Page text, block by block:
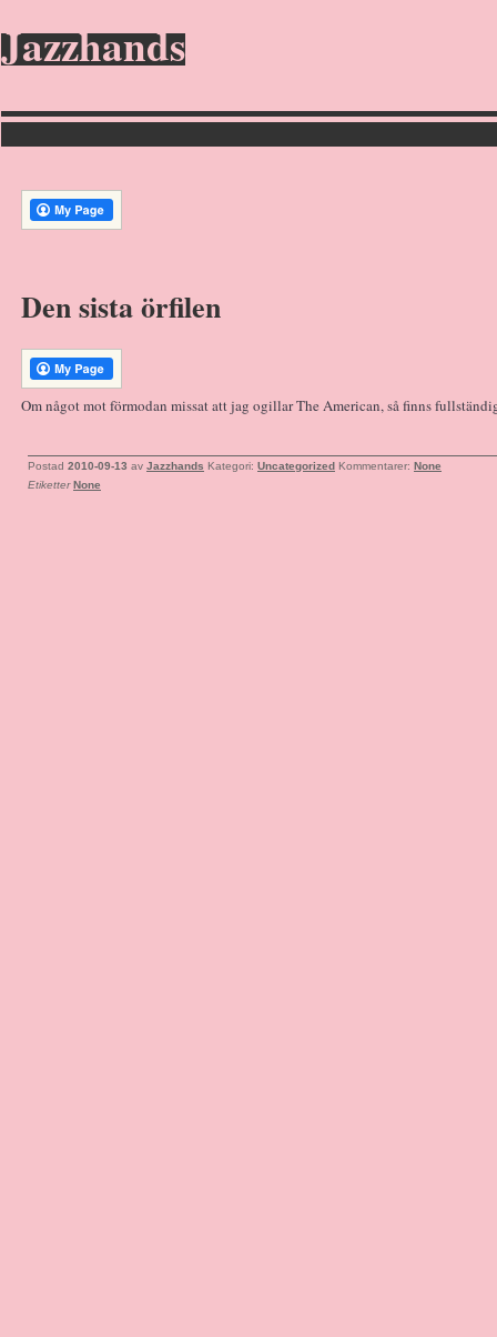
Jazzhands
Den sista örfilen
Om något mot förmodan missat att jag ogillar The American, så finns
Postad 2010-09-13 av Jazzhands Kategori: Uncategorized Kommentarer: None
Etiketter None